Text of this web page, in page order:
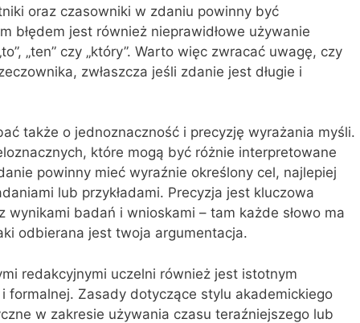
oraz czasowniki w zdaniu powinny być
błędem jest również nieprawidłowe używanie
„ten” czy „który”. Warto więc zwracać uwagę, czy
zwłaszcza jeśli zdanie jest długie i
także o jednoznaczność i precyzję wyrażania myśli.
które mogą być różnie interpretowane
powinny mieć wyraźnie określony cel, najlepiej
lub przykładami. Precyzja jest kluczowa
wynikami badań i wnioskami – tam każde słowo ma
odbierana jest twoja argumentacja.
redakcyjnymi uczelni również jest istotnym
formalnej. Zasady dotyczące stylu akademickiego
w zakresie używania czasu teraźniejszego lub